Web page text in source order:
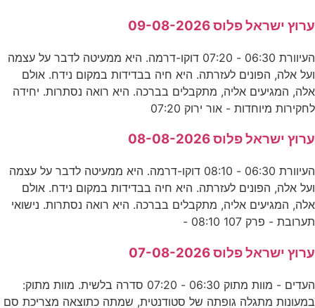
ערוץ ישראל פלוס 09-08-2026
העיוורת 06:30 - 07:20 דוקו-דרמה. היא ממעיטה לדבר על עצמה
ועל אלה, הפונים לעזרתה. היא חיה בבדידות במקום נידח. אולם
אלה, המגיעים אליה, מתקבלים בברכה. היא רואה נסתרות. יחידה
לחקירות מיוחדות - אור ירוק 07:20
ערוץ ישראל פלוס 08-08-2026
העיוורת 06:30 - 08:10 דוקו-דרמה. היא ממעיטה לדבר על עצמה
ועל אלה, הפונים לעזרתה. היא חיה בבדידות במקום נידח. אולם
אלה, המגיעים אליה, מתקבלים בברכה. היא רואה נסתרות. נישואי
תערובת - פרק 107 08:10 -
ערוץ ישראל פלוס 07-08-2026
העדים - מוות מתוק 06:30 - 07:20 סדרה בלשית. מוות מתוק:
במעונות מתגלה גופתה של סטודנטית, שמתה כתוצאה מצריכת סם